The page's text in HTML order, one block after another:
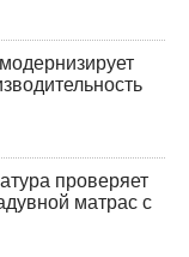
проверяет
матрас с